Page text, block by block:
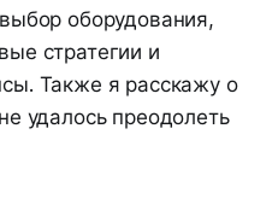
оборудования,
стратегии и
Также я расскажу о
удалось преодолеть